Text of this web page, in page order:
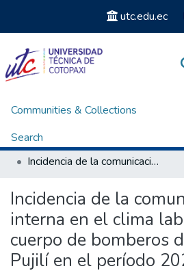
utc.edu.ec
Communities & Collections
Search
Statistics
Home
Titulación - Licenciatura en Gestión de la Información Gerencial
Incidencia de la comunicación interna en el clima laboral del cuerpo de bomberos del cantón Pujilí en el período 2022- 2023
Incidencia de la
interna en el clima
cuerpo de bomberos
Pujilí en el período